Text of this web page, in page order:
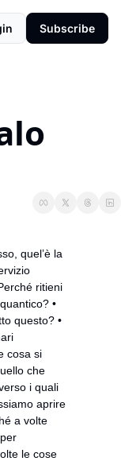
System
Subscribe
quel’è la
ritieni
•
questo? •
cosa si
che
i quali
aprire
a volte
le cose